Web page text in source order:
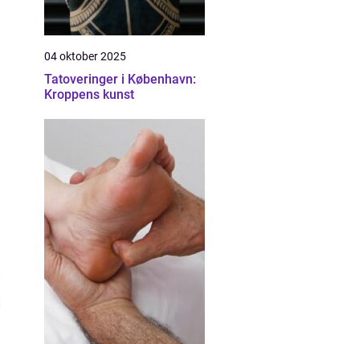
04 oktober 2025
Tatoveringer i København:
Kroppens kunst